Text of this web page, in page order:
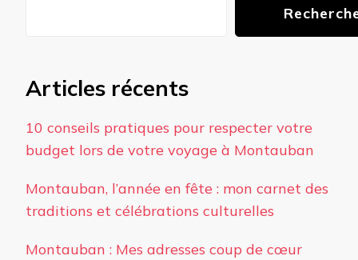
Articles récents
10 conseils pratiques pour respecter votre
budget lors de votre voyage à Montauban
Montauban, l’année en fête : mon carnet des
traditions et célébrations culturelles
Montauban : Mes adresses coup de cœur